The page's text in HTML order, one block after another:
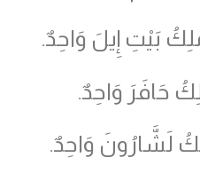
بَيْتِ إِيلَ وَاحِدٌ.
حَافَرَ وَاحِدٌ.
لَشَّارُونَ وَاحِدٌ.